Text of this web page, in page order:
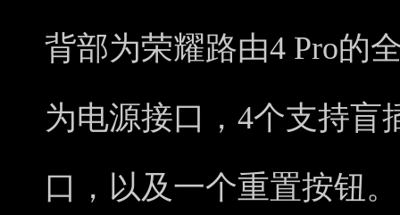
背部为荣耀路由4 Pro的
为电源接口，4个支持
口，以及一个重置按钮。